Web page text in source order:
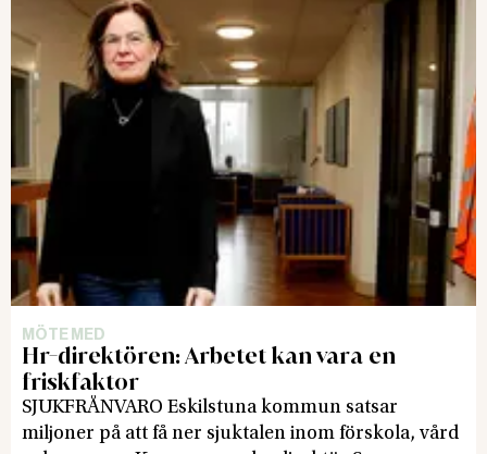
MÖTE MED
Hr-direktören: Arbetet kan vara en
friskfaktor
SJUKFRÅNVARO Eskilstuna kommun satsar
miljoner på att få ner sjuktalen inom förskola, vård